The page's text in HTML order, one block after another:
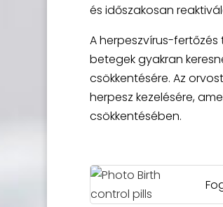
és időszakosan
A herpeszvírus-fertőzés
betegek gyakran
csökkentésére. Az
herpesz kezelésére,
csökkentésében.